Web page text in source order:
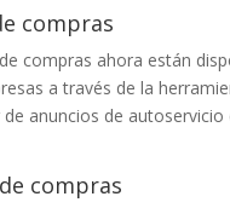
compras
compras ahora están
a través de la
anuncios de autoservicio
compras